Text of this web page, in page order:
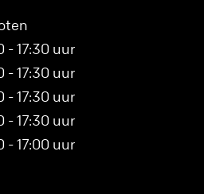
- 17:30 uur
- 17:30 uur
- 17:30 uur
- 17:30 uur
- 17:00 uur